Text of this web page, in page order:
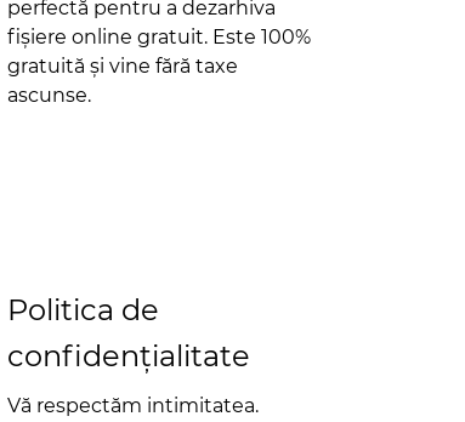
perfectă pentru a dezarhiva
fișiere online gratuit. Este 100%
gratuită și vine fără taxe
ascunse.
Politica de
confidențialitate
Vă respectăm intimitatea.